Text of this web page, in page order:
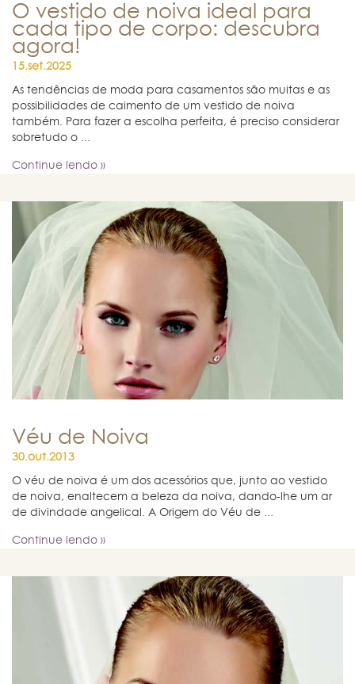
O vestido de noiva ideal para
cada tipo de corpo: descubra
agora!
15.set.2025
As tendências de moda para casamentos são muitas e as
possibilidades de caimento de um vestido de noiva
também. Para fazer a escolha perfeita, é preciso considerar
sobretudo o ...
Continue lendo »
Véu de Noiva
30.out.2013
O véu de noiva é um dos acessórios que, junto ao vestido
de noiva, enaltecem a beleza da noiva, dando-lhe um ar
de divindade angelical. A Origem do Véu de ...
Continue lendo »